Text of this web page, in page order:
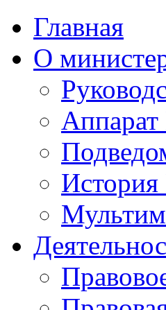
Главная
О
Аппарат